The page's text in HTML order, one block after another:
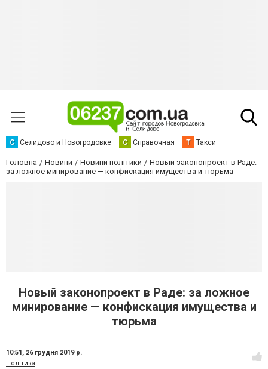
С Селидово и Новогродовке С Справочная Т Такси
Головна Новини Новини політики
Новый законопроект в Раде:
за ложное минирование — конфискация имущества и тюрьма
Новый законопроект в Раде: за ложное
минирование — конфискация имущества и
тюрьма
10:51, 26 грудня 2019 р.
Політика